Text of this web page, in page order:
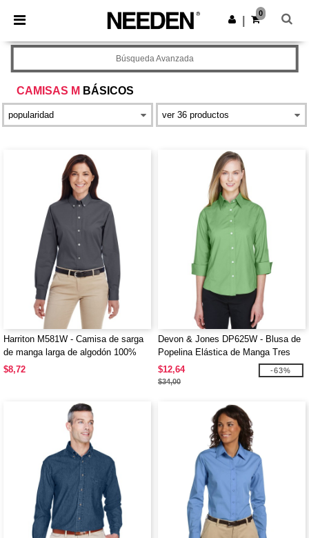
× App de Needen
¡Mejores precios en app!
Descargar app
0
CAMISAS M BÁSICOS
Búsqueda Avanzada
Harriton M581W - Camisa de sarga
de manga larga de algodón 100%
para damas con Teflon
$8,72
Devon & Jones DP625W - Blusa de
Popelina Elástica de Manga Tres
Cuartos para Dama
$12,64
$34,00
-63%